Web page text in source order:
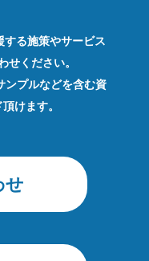
る施策やサービス
せください。
ンプルなどを含む資
けます。
せ